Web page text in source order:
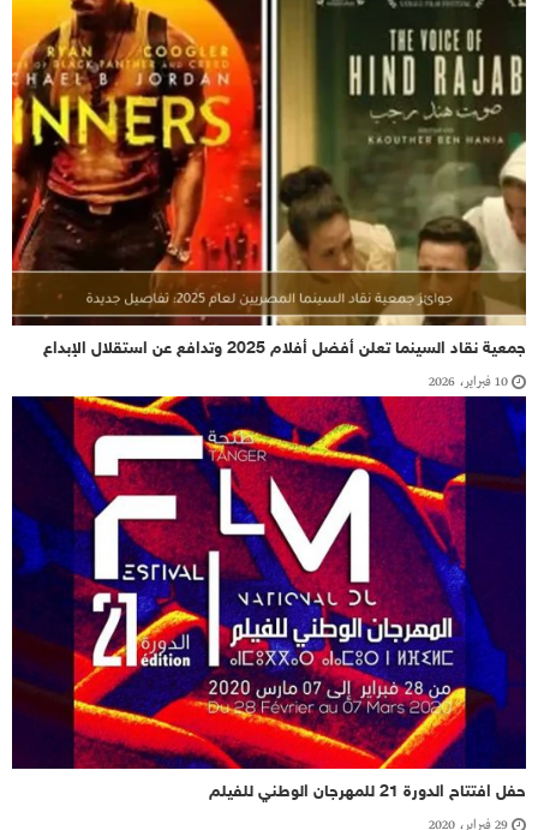
جمعية نقاد السينما تعلن أفضل أفلام 2025 وتدافع عن استقلال الإبداع
10 فبراير، 2026
حفل افتتاح الدورة 21 للمهرجان الوطني للفيلم
29 فبراير، 2020